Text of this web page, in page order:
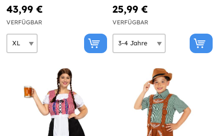
43,99 €
VERFÜGBAR
25,99 €
VERFÜGBAR